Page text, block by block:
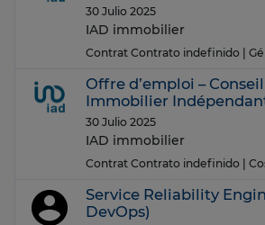
30 Julio 2025
IAD immobilier
Contrat Contrato indefinido |
Offre d’emploi –
Immobilier
30 Julio 2025
IAD immobilier
Contrat Contrato indefinido |
Service Reliability
DevOps)